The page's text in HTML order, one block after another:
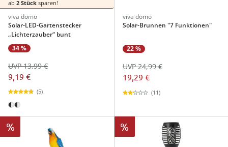
ab 2 Stück sparen!
viva domo
Solar-LED-Gartenstecker
„Lichterzauber“ bunt
34 %
9,19 €
UVP 13,99 €
(5)
viva domo
Solar-Brunnen "7 Funktionen"
22 %
19,29 €
UVP 24,99 €
(11)
% %